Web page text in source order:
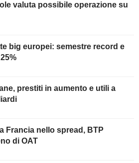
valuta possibile operazione su
big europei: semestre record e
prestiti in aumento e utili a
Francia nello spread, BTP
di OAT